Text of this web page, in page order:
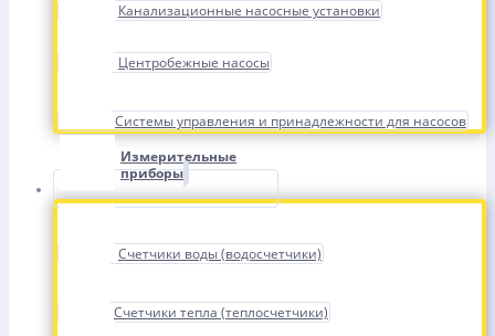
Канализационные насосные установки
Центробежные насосы
Системы управления и принадлежности для насосов
Измерительные
приборы
Счетчики воды (водосчетчики)
Счетчики тепла (теплосчетчики)